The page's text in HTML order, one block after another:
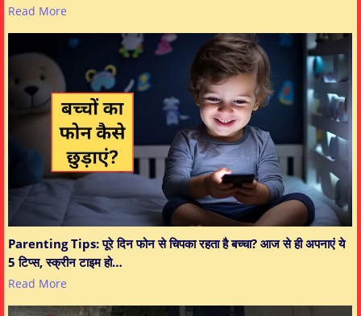
Read More
Parenting Tips: पूरे दिन फोन से चिपका रहता है बच्चा? आज से ही अपनाएं ये
5 टिप्स, स्क्रीन टाइम हो…
Read More